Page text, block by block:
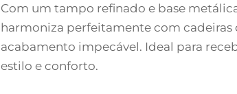
Com um tampo refinado e base
harmoniza perfeitamente com cadeiras
acabamento impecável. Ideal para
estilo e conforto.